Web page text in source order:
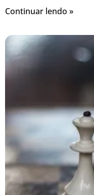
Continuar lendo »